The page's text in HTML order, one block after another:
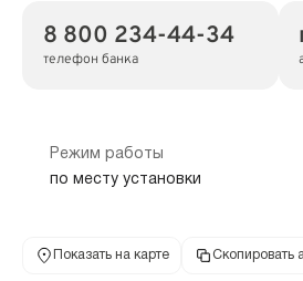
8 800 234-44-34
телефон банка
Режим работы
по месту установки
Показать на карте Скопировать